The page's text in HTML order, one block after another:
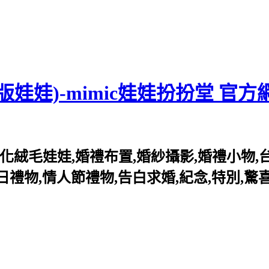
娃娃)-mimic娃娃扮扮堂 官方
絨毛娃娃,婚禮布置,婚紗攝影,婚禮小物,
物,情人節禮物,告白求婚,紀念,特別,驚